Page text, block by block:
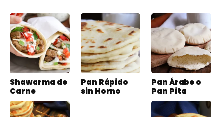
Shawarma de
Carne
Pan Rápido
sin Horno
Pan Árabe o
Pan Pita